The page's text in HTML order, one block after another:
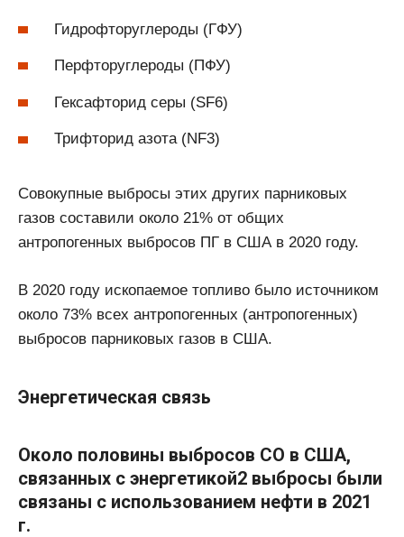
Гидрофторуглероды (ГФУ)
Перфторуглероды (ПФУ)
Гексафторид серы (SF6)
Трифторид азота (NF3)
Совокупные выбросы этих других парниковых
газов составили около 21% от общих
антропогенных выбросов ПГ в США в 2020 году.
В 2020 году ископаемое топливо было источником
около 73% всех антропогенных (антропогенных)
выбросов парниковых газов в США.
Энергетическая связь
Около половины выбросов CO в США,
связанных с энергетикой2 выбросы были
связаны с использованием нефти в 2021
г.